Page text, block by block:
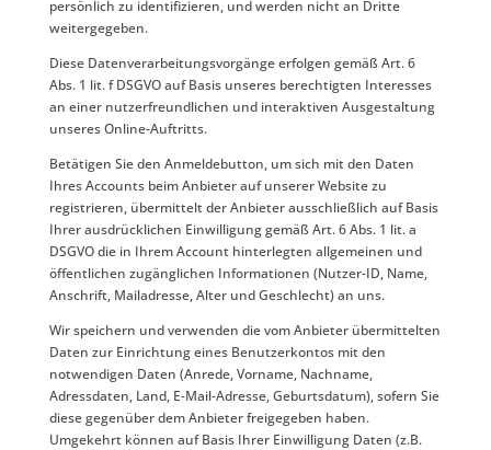
persönlich zu identifizieren, und werden nicht an Dritte
weitergegeben.
Diese Datenverarbeitungsvorgänge erfolgen gemäß Art. 6
Abs. 1 lit. f DSGVO auf Basis unseres berechtigten Interesses
an einer nutzerfreundlichen und interaktiven Ausgestaltung
unseres Online-Auftritts.
Betätigen Sie den Anmeldebutton, um sich mit den Daten
Ihres Accounts beim Anbieter auf unserer Website zu
registrieren, übermittelt der Anbieter ausschließlich auf Basis
Ihrer ausdrücklichen Einwilligung gemäß Art. 6 Abs. 1 lit. a
DSGVO die in Ihrem Account hinterlegten allgemeinen und
öffentlichen zugänglichen Informationen (Nutzer-ID, Name,
Anschrift, Mailadresse, Alter und Geschlecht) an uns.
Wir speichern und verwenden die vom Anbieter übermittelten
Daten zur Einrichtung eines Benutzerkontos mit den
notwendigen Daten (Anrede, Vorname, Nachname,
Adressdaten, Land, E-Mail-Adresse, Geburtsdatum), sofern Sie
diese gegenüber dem Anbieter freigegeben haben.
Umgekehrt können auf Basis Ihrer Einwilligung Daten (z.B.